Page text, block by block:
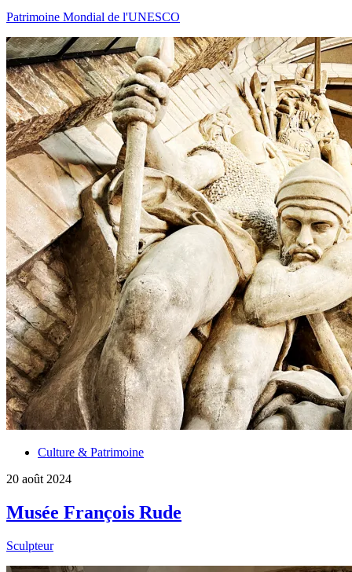
Patrimoine Mondial de l'UNESCO
Culture & Patrimoine
20 août 2024
Musée François Rude
Sculpteur